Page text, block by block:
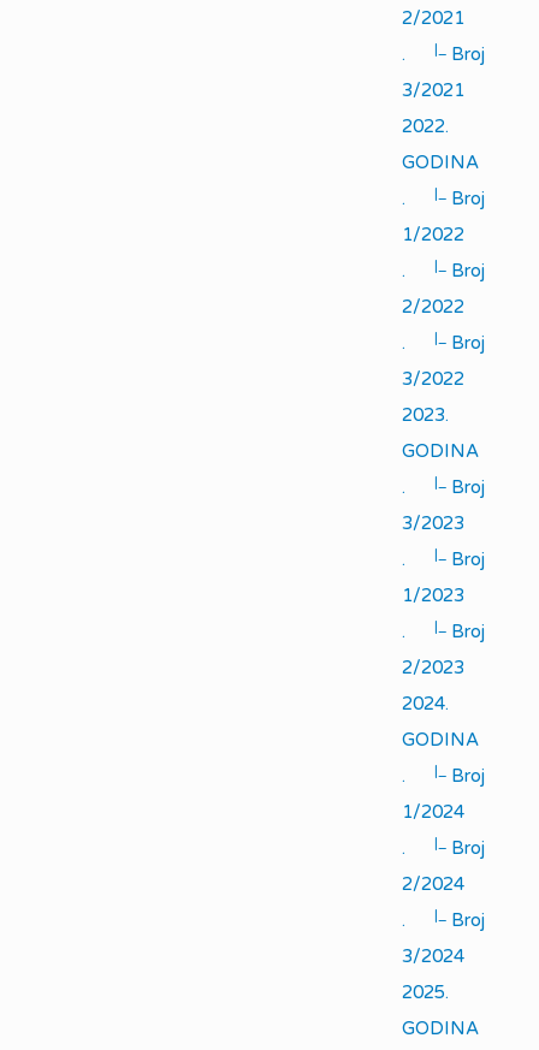
2/2021
.
|_ Broj
3/2021
2022.
GODINA
.
|_ Broj
1/2022
.
|_ Broj
2/2022
.
|_ Broj
3/2022
2023.
GODINA
.
|_ Broj
3/2023
.
|_ Broj
1/2023
.
|_ Broj
2/2023
2024.
GODINA
.
|_ Broj
1/2024
.
|_ Broj
2/2024
.
|_ Broj
3/2024
2025.
GODINA